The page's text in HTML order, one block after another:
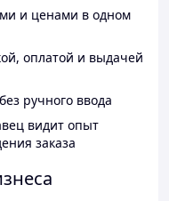
и ценами в одном
оплатой и выдачей
ручного ввода
видит опыт
заказа